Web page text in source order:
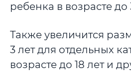
ребенка в возрасте до
Также увеличится
3 лет для отдельных
возрасте до 18 лет и